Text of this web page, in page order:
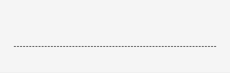
------------------------------------------------------------------